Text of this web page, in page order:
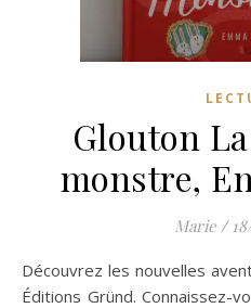
Glouton
monstre,
Marie /
Découvrez les nouvelles aventures de Glouton, Publié aux
Éditions Gründ. Connaissez-